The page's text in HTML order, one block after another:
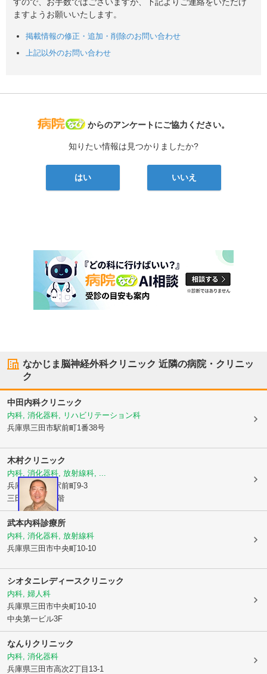
ますようお願いいたします。
掲載情報の修正・追加・削除のお問い合わせ
上記以外のお問い合わせ
病院なび
からのアンケートにご協力ください。
知りたい情報は見つかりましたか?
はい いいえ
なかじま脳神経外科クリニック 近隣の病院・クリニッ
ク
中田内科クリニック
内科, 消化器科, リハビリテーション科
兵庫県三田市駅前町1番38号
木村クリニック
内科, 消化器科, 放射線科, ...
兵庫県三田市
駅前町9-3
三田サウス1-2階
武本内科診療所
内科, 消化器科, 放射線科
兵庫県三田市中央町10-10
シオタニレディースクリニック
内科, 婦人科
兵庫県三田市中央町10-10
中央第一ビル3F
なんりクリニック
内科, 消化器科
兵庫県三田市高次2丁目13-1